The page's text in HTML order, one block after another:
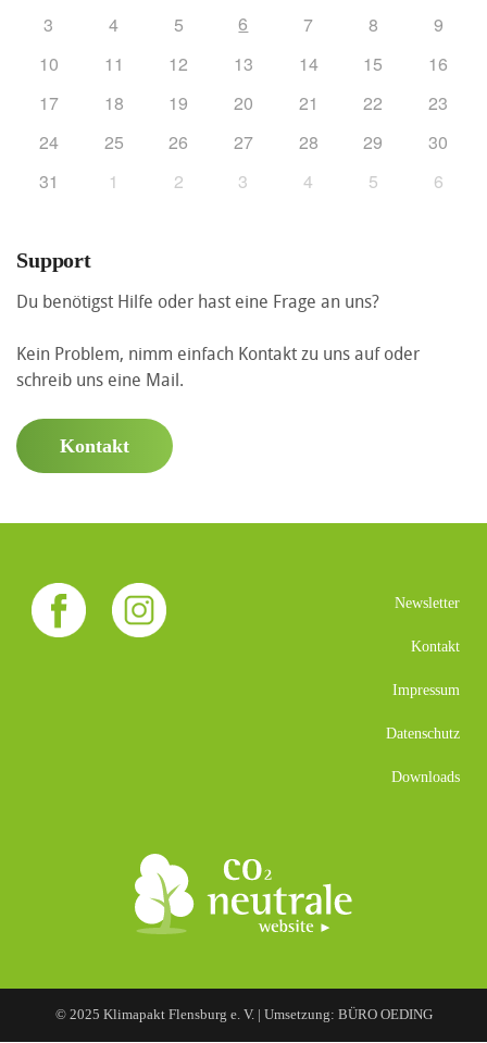
3
4 5 6 7 8
9
10
11 12 13 14 15
16
17
18 19 20 21 22
23
24
25 26 27 28 29
30
31
1 2 3 4 5 6
Support
Du benötigst Hilfe oder hast eine Frage an uns?
Kein Problem, nimm einfach Kontakt zu uns auf oder
schreib uns eine Mail.
Kontakt
Newsletter
Kontakt
Impressum
Datenschutz
Downloads
© 2025 Klimapakt Flensburg e. V. | Umsetzung: BÜRO OEDING